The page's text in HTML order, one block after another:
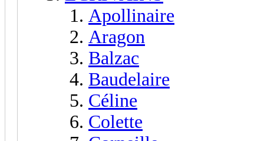
Apollinaire
Aragon
Balzac
Baudelaire
Céline
Colette